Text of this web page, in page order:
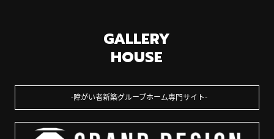
GALLERY
HOUSE
障がい者新築グループホーム専門サイト